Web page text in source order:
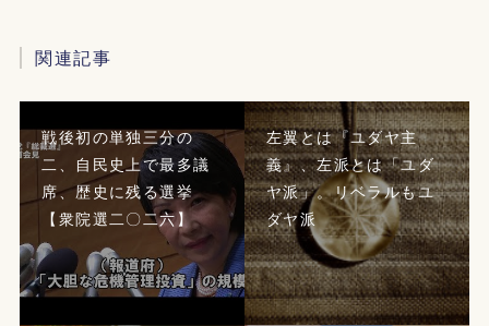
関連記事
戦後初の単独三分の
二、自民史上で最多議
席、歴史に残る選挙
【衆院選二〇二六】
左翼とは『ユダヤ主
義』、左派とは「ユダ
ヤ派」。リベラルもユ
ダヤ派